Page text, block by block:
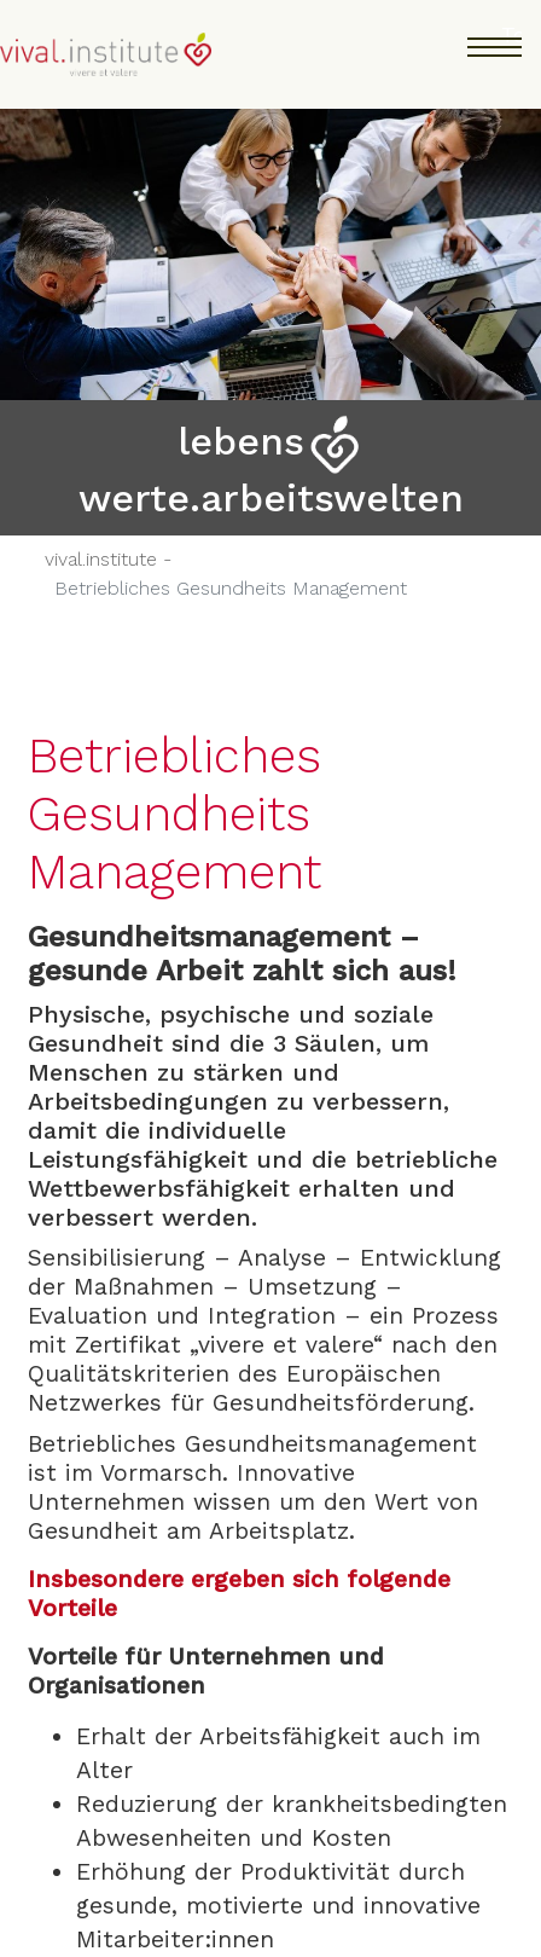
content
lebens
werte.arbeitswelten
vival.institute -
Betriebliches Gesundheits Management
Betriebliches
Gesundheits
Management
Gesundheitsmanagement –
gesunde Arbeit zahlt sich aus!
Physische, psychische und soziale
Gesundheit sind die 3 Säulen, um
Menschen zu stärken und
Arbeitsbedingungen zu verbessern,
damit die individuelle
Leistungsfähigkeit und die betriebliche
Wettbewerbsfähigkeit erhalten und
verbessert werden.
Sensibilisierung – Analyse – Entwicklung
der Maßnahmen – Umsetzung –
Evaluation und Integration – ein Prozess
mit Zertifikat „vivere et valere“ nach den
Qualitätskriterien des Europäischen
Netzwerkes für Gesundheitsförderung.
Betriebliches Gesundheitsmanagement
ist im Vormarsch. Innovative
Unternehmen wissen um den Wert von
Gesundheit am Arbeitsplatz.
Insbesondere ergeben sich folgende
Vorteile
Vorteile für Unternehmen und
Organisationen
Erhalt der Arbeitsfähigkeit auch im
Alter
Reduzierung der krankheitsbedingten
Abwesenheiten und Kosten
Erhöhung der Produktivität durch
gesunde, motivierte und innovative
Mitarbeiter:innen